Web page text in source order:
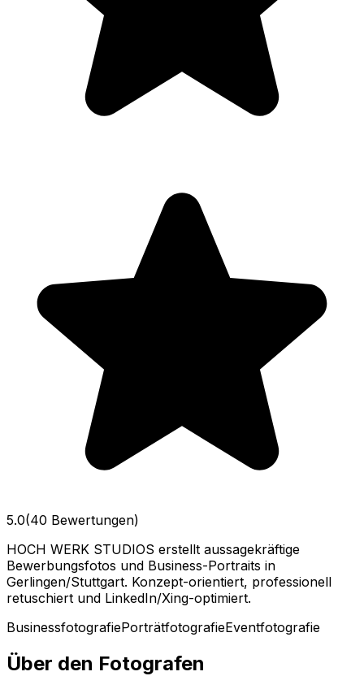
5.0(40 Bewertungen)
HOCH WERK STUDIOS erstellt aussagekräftige
Bewerbungsfotos und Business-Portraits in
Gerlingen/Stuttgart. Konzept-orientiert, professionell
retuschiert und LinkedIn/Xing-optimiert.
BusinessfotografiePorträtfotografieEventfotografie
Über den Fotografen